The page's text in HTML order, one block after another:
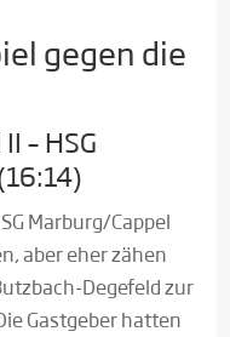
gegen die
– HSG
Marburg/Cappel
aber eher zähen
Degefeld zur
Gastgeber hatten